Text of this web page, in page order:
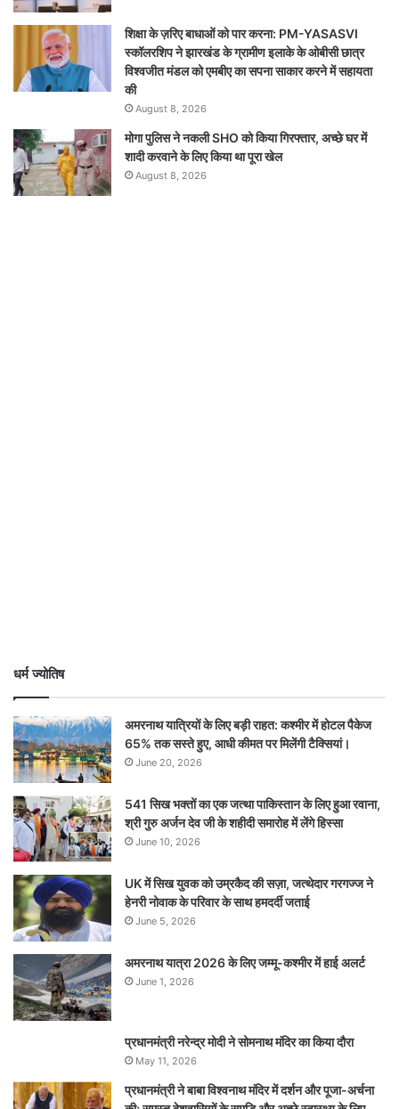
शिक्षा के ज़रिए बाधाओं को पार करना: PM-YASASVI
स्कॉलरशिप ने झारखंड के ग्रामीण इलाके के ओबीसी छात्र
विश्वजीत मंडल को एमबीए का सपना साकार करने में सहायता
की
August 8, 2026
मोगा पुलिस ने नकली SHO को किया गिरफ्तार, अच्छे घर में
शादी करवाने के लिए किया था पूरा खेल
August 8, 2026
धर्म ज्योतिष
अमरनाथ यात्रियों के लिए बड़ी राहत: कश्मीर में होटल पैकेज
65% तक सस्ते हुए, आधी कीमत पर मिलेंगी टैक्सियां।
June 20, 2026
541 सिख भक्तों का एक जत्था पाकिस्तान के लिए हुआ रवाना,
श्री गुरु अर्जन देव जी के शहीदी समारोह में लेंगे हिस्सा
June 10, 2026
UK में सिख युवक को उम्रकैद की सज़ा, जत्थेदार गरगज्ज ने
हेनरी नोवाक के परिवार के साथ हमदर्दी जताई
June 5, 2026
अमरनाथ यात्रा 2026 के लिए जम्मू-कश्मीर में हाई अलर्ट
June 1, 2026
प्रधानमंत्री नरेन्‍द्र मोदी ने सोमनाथ मंदिर का किया दौरा
May 11, 2026
प्रधानमंत्री ने बाबा विश्वनाथ मंदिर में दर्शन और पूजा-अर्चना